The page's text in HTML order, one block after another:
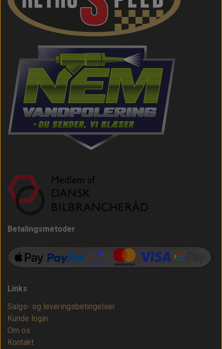
Betalingsmetoder
Links
Salgs- og leveringsbetingelser
Kunde login
Om os
Kontakt